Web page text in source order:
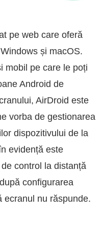
pe web care oferă
și macOS.
mobil pe care le poți
Android de
AirDroid este
vorba de gestionarea
dispozitivului de la
evidență este
control la distanță
configurarea
ecranul nu răspunde.